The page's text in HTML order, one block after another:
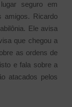
seguro em
amigos. Ricardo
Ele avisa
que chegou a
as ordens de
e fala sobre a
atacados pelos